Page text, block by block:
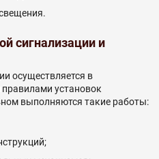
сигнализации и
осуществляется в
установок
выполняются такие работы: